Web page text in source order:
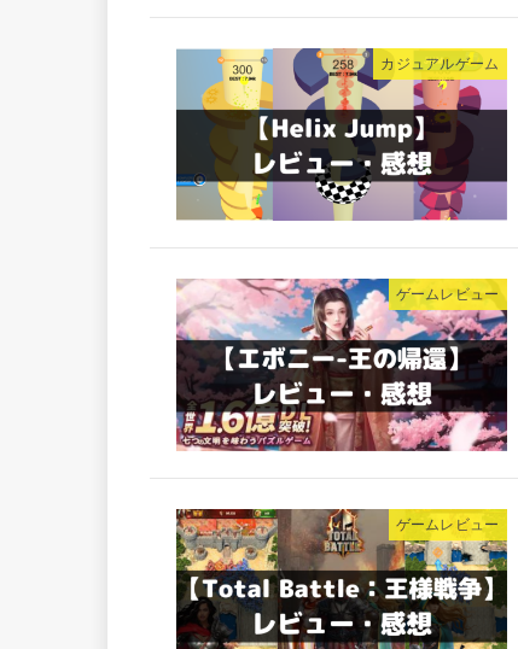
カジュアルゲーム
ゲームレビュー
ゲームレビュー